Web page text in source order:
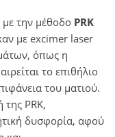
με την μέθοδο PRK
με excimer laser
όπως η
το επιθήλιο
του ματιού.
της PRK,
δυσφορία, αφού